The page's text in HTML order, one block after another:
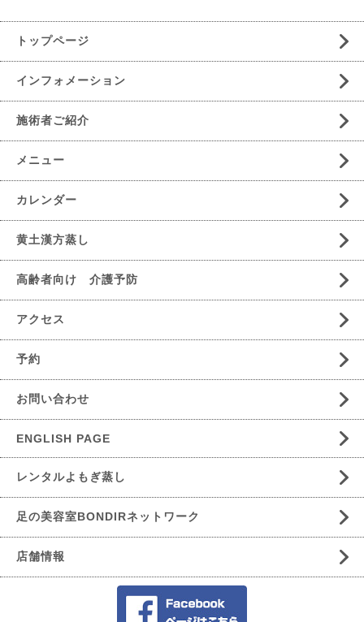
トップページ
インフォメーション
施術者ご紹介
メニュー
カレンダー
黄土漢方蒸し
高齢者向け 介護予防
アクセス
予約
お問い合わせ
ENGLISH PAGE
レンタルよもぎ蒸し
足の美容室BONDIRネットワーク
店舗情報